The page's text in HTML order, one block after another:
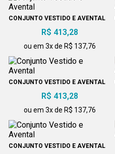
CONJUNTO VESTIDO E AVENTAL
R$ 413,28
ou em 3x de R$ 137,76
CONJUNTO VESTIDO E AVENTAL
R$ 413,28
ou em 3x de R$ 137,76
CONJUNTO VESTIDO E AVENTAL